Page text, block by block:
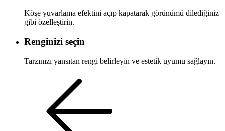
Köşe yuvarlama efektini açıp kapatarak görünümü dilediğiniz
gibi özelleştirin.
Renginizi seçin
Tarzınızı yansıtan rengi belirleyin ve estetik uyumu sağlayın.